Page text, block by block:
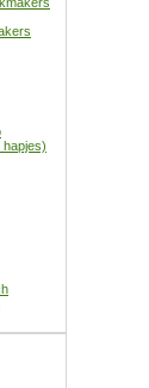
hapjes)